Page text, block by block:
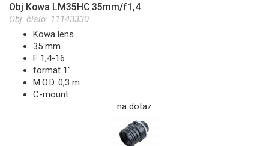
Obj Kowa LM35HC 35mm/f1,4
Obj. číslo: 11143330
Kowa lens
35 mm
F 1,4-16
format 1"
M.O.D. 0,3 m
C-mount
na dotaz